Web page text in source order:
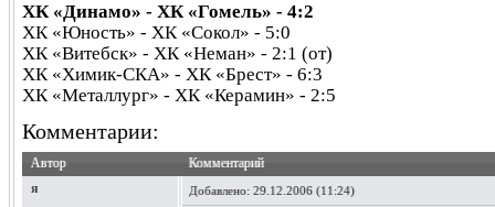
ХК «Динамо» - ХК «Гомель» - 4:2
ХК «Юность» - ХК «Сокол» - 5:0
ХК «Витебск» - ХК «Неман» - 2:1 (от)
ХК «Химик-СКА» - ХК «Брест» - 6:3
ХК «Металлург» - ХК «Керамин» - 2:5
Комментарии:
Автор
Комментарий
я
Добавлено: 29.12.2006 (11:24)